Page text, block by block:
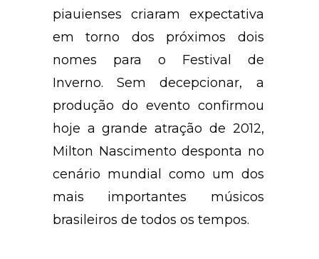
piauienses criaram expectativa
em torno dos próximos dois
nomes para o Festival de
Inverno. Sem decepcionar, a
produção do evento confirmou
hoje a grande atração de 2012,
Milton Nascimento desponta no
cenário mundial como um dos
mais importantes músicos
brasileiros de todos os tempos.